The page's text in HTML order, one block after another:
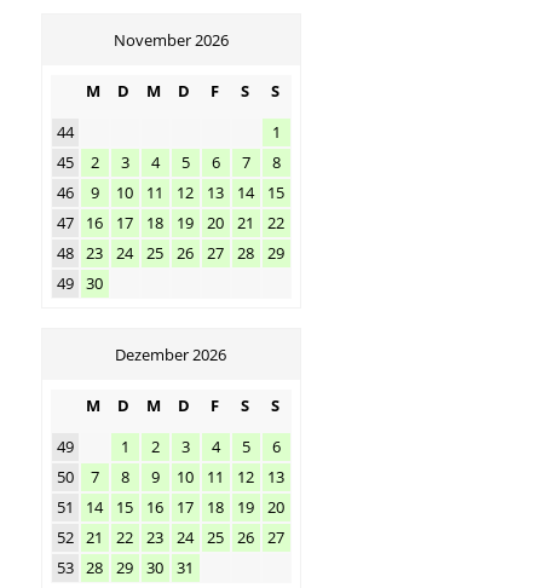
November 2026
M D M D F S
S
44
1
45
2 3 4 5 6 7
8
46
9 10 11 12 13 14
15
47
16 17 18 19 20 21
22
48 23 24 25 26 27 28
29
49 30
Dezember 2026
M D M D F S
S
49
1 2 3 4 5
6
50
7 8 9 10 11 12
13
51
14 15 16 17 18 19
20
52 21 22 23 24 25 26
27
53 28 29 30 31